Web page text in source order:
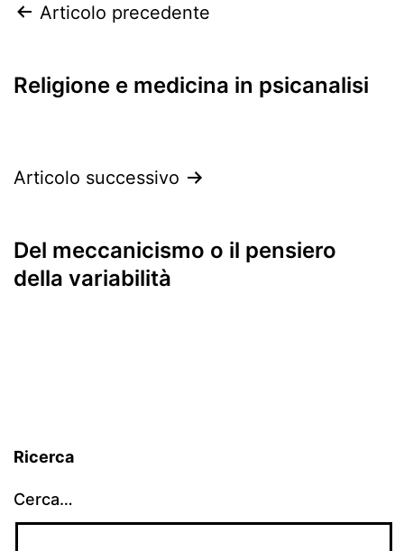
articoli
Articolo precedente
Religione e medicina in psicanalisi
Articolo successivo
Del meccanicismo o il pensiero
della variabilità
Ricerca
Cerca…